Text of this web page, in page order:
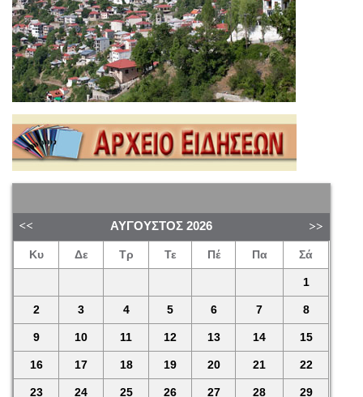
ΑΎΓΟΥΣΤΟΣ 2026
Κυ Δε Τρ Τε Πέ Πα Σά
1
2 3 4 5 6 7 8
9 10 11 12 13 14 15
16 17 18 19 20 21 22
23 24 25 26 27 28 29